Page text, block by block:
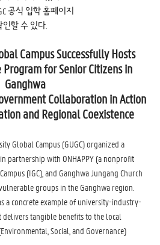
공식 입학 홈페이지
할 수 있다.
Campus Successfully Hosts
Program for Senior Citizens in
Ganghwa
Collaboration in Action
and Regional Coexistence
Global Campus (GUGC) organized a
partnership with ONHAPPY (a nonprofit
(IGC), and Ganghwa Jungang Church
groups in the Ganghwa region.
a concrete example of university-industry-
tangible benefits to the local
Social, and Governance)